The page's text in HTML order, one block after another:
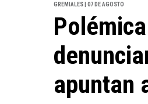
GREMIALES | 07 DE AGOSTO
apuntan